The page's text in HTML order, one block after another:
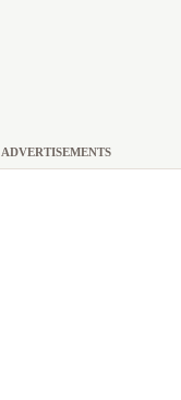
ADVERTISEMENTS